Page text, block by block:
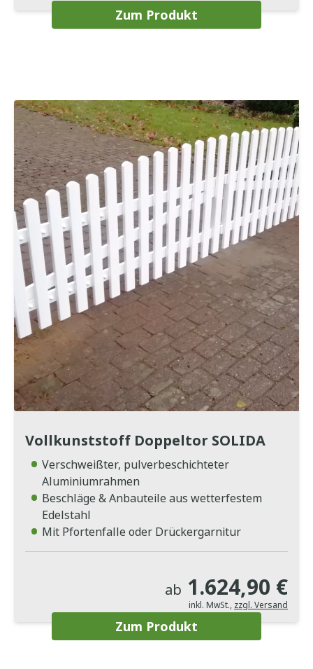
Zum Produkt
Vollkunststoff Doppeltor SOLIDA
Verschweißter, pulverbeschichteter
Aluminiumrahmen
Beschläge & Anbauteile aus wetterfestem
Edelstahl
Mit Pfortenfalle oder Drückergarnitur
ab 1.624,90 €
inkl. MwSt., zzgl. Versand
Zum Produkt